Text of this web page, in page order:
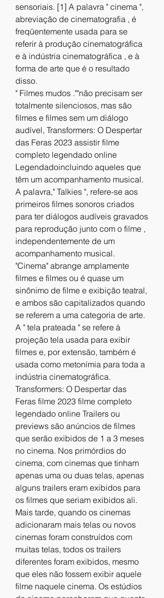
sensoriais. [1] A palavra " cinema ",
abreviação de cinematografia , é
freqüentemente usada para se
referir à produção cinematográfica
e à indústria cinematográfica , e à
forma de arte que é o resultado
disso.
" Filmes mudos .""não precisam ser
totalmente silenciosos, mas são
filmes e filmes sem um diálogo
audível, Transformers: O Despertar
das Feras 2023 assistir filme
completo legendado online
Legendadoincluindo aqueles que
têm um acompanhamento musical.
A palavra," Talkies ", refere-se aos
primeiros filmes sonoros criados
para ter diálogos audíveis gravados
para reprodução junto com o filme ,
independentemente de um
acompanhamento musical.
"Cinema" abrange amplamente
filmes e filmes ou é quase um
sinônimo de filme e exibição teatral,
e ambos são capitalizados quando
se referem a uma categoria de arte.
A " tela prateada " se refere à
projeção tela usada para exibir
filmes e, por extensão, também é
usada como metonímia para toda a
indústria cinematográfica.
Transformers: O Despertar das
Feras filme 2023 filme completo
legendado online Trailers ou
previews são anúncios de filmes
que serão exibidos de 1 a 3 meses
no cinema. Nos primórdios do
cinema, com cinemas que tinham
apenas uma ou duas telas, apenas
alguns trailers eram exibidos para
os filmes que seriam exibidos ali.
Mais tarde, quando os cinemas
adicionaram mais telas ou novos
cinemas foram construídos com
muitas telas, todos os trailers
diferentes foram exibidos, mesmo
que eles não fossem exibir aquele
filme naquele cinema. Os estúdios